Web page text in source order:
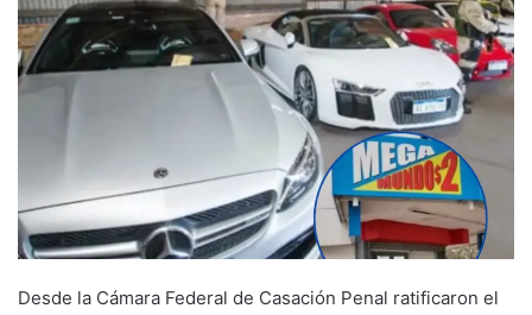
Desde la Cámara Federal de Casación Penal ratificaron el